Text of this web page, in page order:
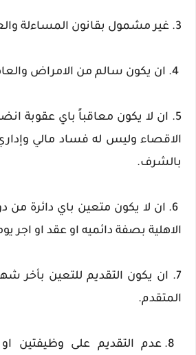
3. غير مشمول بقانون المساءلة والعدالة.
5. ان لا يكون معاقباً باي عقوبة
الاقصاء وليس له فساد مالي
بالشرف.
6. ان لا يكون متعين باي دائرة من
الاهلية بصفة دائميه او عقد او اجر
7. ان يكون التقديم للتعين بأخر
المتقدم.
8. عدم التقديم على وظيفتين